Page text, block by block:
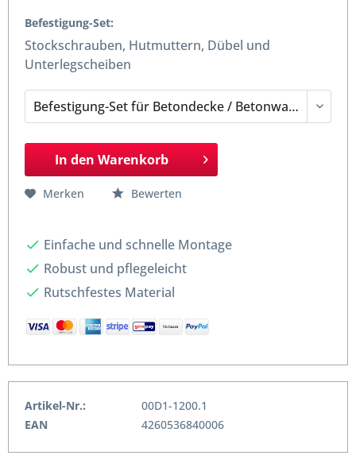
Befestigung-Set:
Stockschrauben, Hutmuttern, Dübel und
Unterlegscheiben
In den Warenkorb
Merken Bewerten
Einfache und schnelle Montage
Robust und pflegeleicht
Rutschfestes Material
Artikel-Nr.:
00D1-1200.1
EAN
4260536840006